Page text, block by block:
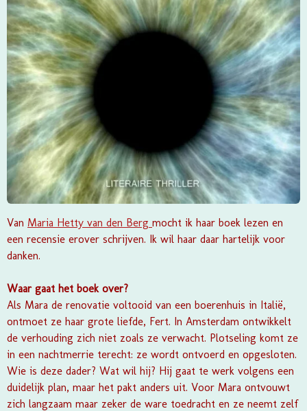
Van Maria Hetty van den Berg mocht ik haar boek lezen en
een recensie erover schrijven. Ik wil haar daar hartelijk voor
danken.
Waar gaat het boek over?
Als Mara de renovatie voltooid van een boerenhuis in Italië,
ontmoet ze haar grote liefde, Fert. In Amsterdam ontwikkelt
de verhouding zich niet zoals ze verwacht. Plotseling komt ze
in een nachtmerrie terecht: ze wordt ontvoerd en opgesloten.
Wie is deze dader? Wat wil hij? Hij gaat te werk volgens een
duidelijk plan, maar het pakt anders uit. Voor Mara ontvouwt
zich langzaam maar zeker de ware toedracht en ze neemt zelf